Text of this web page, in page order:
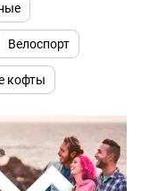
Велоспорт
кофты